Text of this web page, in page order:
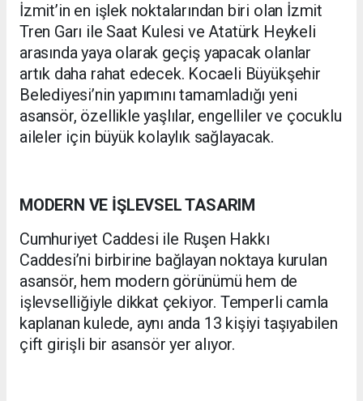
İzmit’in en işlek noktalarından biri olan İzmit
Tren Garı ile Saat Kulesi ve Atatürk Heykeli
arasında yaya olarak geçiş yapacak olanlar
artık daha rahat edecek. Kocaeli Büyükşehir
Belediyesi’nin yapımını tamamladığı yeni
asansör, özellikle yaşlılar, engelliler ve çocuklu
aileler için büyük kolaylık sağlayacak.
MODERN VE İŞLEVSEL TASARIM
Cumhuriyet Caddesi ile Ruşen Hakkı
Caddesi’ni birbirine bağlayan noktaya kurulan
asansör, hem modern görünümü hem de
işlevselliğiyle dikkat çekiyor. Temperli camla
kaplanan kulede, aynı anda 13 kişiyi taşıyabilen
çift girişli bir asansör yer alıyor.